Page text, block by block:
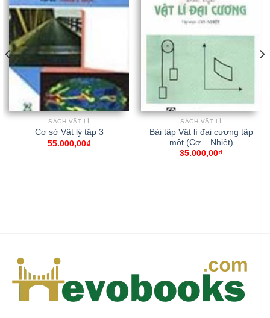
SÁCH VẬT LÍ
Cơ sở Vật lý tập 3
55.000,00₫
SÁCH VẬT LÍ
Bài tập Vật lí đại cương tập
một (Cơ – Nhiệt)
35.000,00₫